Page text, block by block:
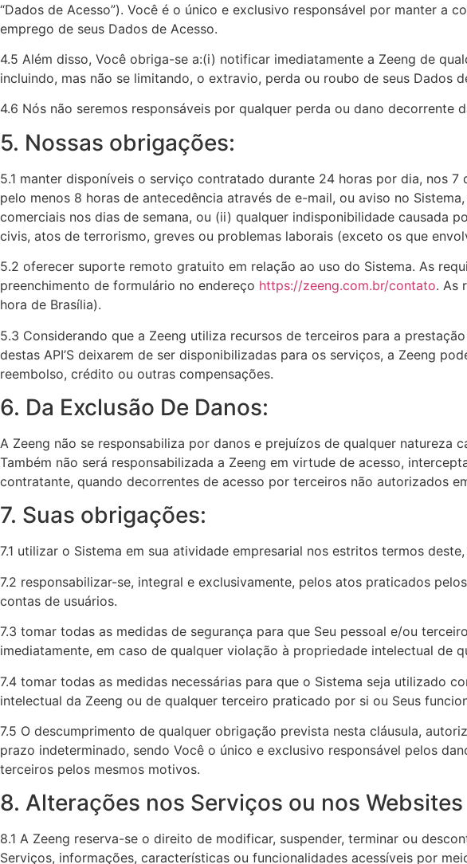
“Dados de Acesso”). Você é o único e exclusivo responsável por manter
emprego de seus Dados de Acesso.
4.5 Além disso, Você obriga-se a:(i) notificar imediatamente a Zeeng de
incluindo, mas não se limitando, o extravio, perda ou roubo de seus
4.6 Nós não seremos responsáveis por qualquer perda ou dano decorrente
5. Nossas obrigações:
5.1 manter disponíveis o serviço contratado durante 24 horas por dia, nos
pelo menos 8 horas de antecedência através de e-mail, ou aviso no
comerciais nos dias de semana, ou (ii) qualquer indisponibilidade causada
civis, atos de terrorismo, greves ou problemas laborais (exceto os que
5.2 oferecer suporte remoto gratuito em relação ao uso do Sistema. As
preenchimento de formulário no endereço https://zeeng.com.br/contato. As
hora de Brasília).
5.3 Considerando que a Zeeng utiliza recursos de terceiros para a
destas API’S deixarem de ser disponibilizadas para os serviços, a Zeeng
reembolso, crédito ou outras compensações.‍
6. Da Exclusão De Danos:
A Zeeng não se responsabiliza por danos e prejuízos de qualquer
Também não será responsabilizada a Zeeng em virtude de acesso,
contratante, quando decorrentes de acesso por terceiros não autorizados
7. Suas obrigações:
7.1 utilizar o Sistema em sua atividade empresarial nos estritos termos
7.2 responsabilizar-se, integral e exclusivamente, pelos atos praticados
contas de usuários.
7.3 tomar todas as medidas de segurança para que Seu pessoal e/ou
imediatamente, em caso de qualquer violação à propriedade intelectual de
7.4 tomar todas as medidas necessárias para que o Sistema seja utilizado
intelectual da Zeeng ou de qualquer terceiro praticado por si ou Seus
7.5 O descumprimento de qualquer obrigação prevista nesta cláusula,
prazo indeterminado, sendo Você o único e exclusivo responsável pelos
terceiros pelos mesmos motivos.‍
8. Alterações nos Serviços ou nos Websites
8.1 A Zeeng reserva-se o direito de modificar, suspender, terminar ou
Serviços, informações, características ou funcionalidades acessíveis por